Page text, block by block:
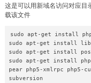
这是可以用新域名访问对应目
载该文件
sudo apt-get install
sudo apt-get install
sudo apt-get install
sudo apt-get install
pear php5-xmlrpc php5-
subversion